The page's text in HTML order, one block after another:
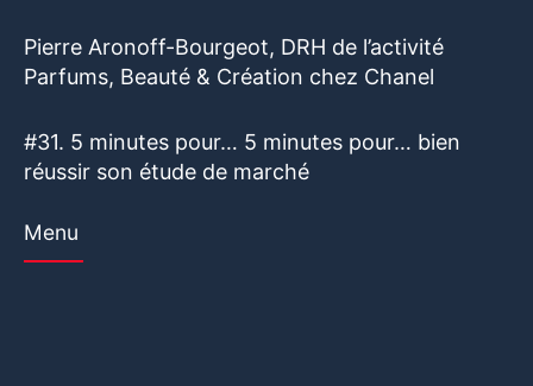
Pierre Aronoff-Bourgeot, DRH de l’activité
Parfums, Beauté & Création chez Chanel
#31. 5 minutes pour… 5 minutes pour… bien
réussir son étude de marché
Menu